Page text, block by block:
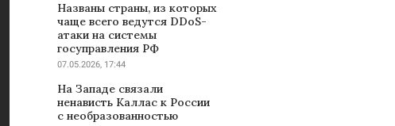
Названы страны, из которых
чаще всего ведутся DDoS-
атаки на системы
госуправления РФ
07.05.2026, 17:44
На Западе связали
ненависть Каллас к России
с необразованностью